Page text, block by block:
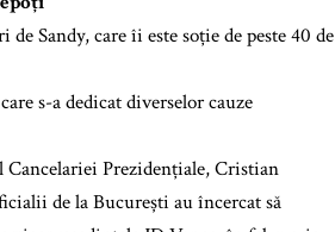
Sandy, care îi este soție de peste 40 de
s-a dedicat diverselor cauze
Cancelariei Prezidențiale, Cristian
de la București au încercat să